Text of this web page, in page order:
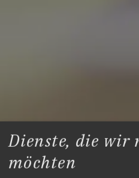
Dienste, die wir
möchten